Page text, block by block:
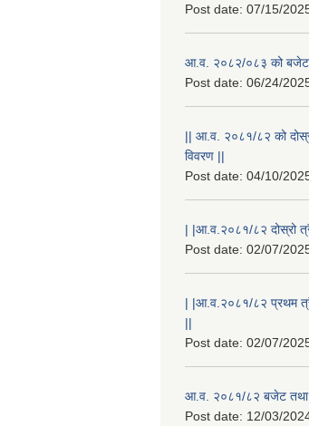
Post date: 07/15/
आ.व. २०८२/०८३ को बजेट
Post date: 06/24/
|| आ.व. २०८१/८२ को
विवरण ||
Post date: 04/10/
| |आ.व.२०८१/८२ दोस्रो
Post date: 02/07/
| |आ.व.२०८१/८२ प्रथम
||
Post date: 02/07/
आ.व. २०८१/८२ बजेट तथा
Post date: 12/03/